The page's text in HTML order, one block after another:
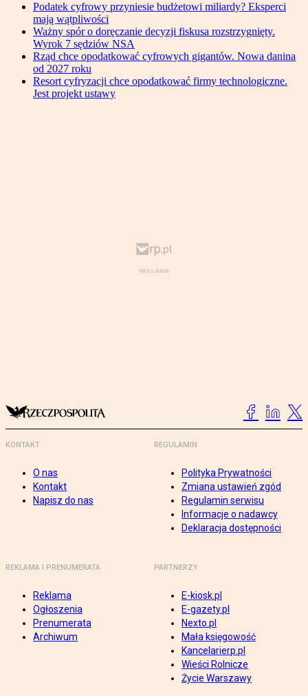
Podatek cyfrowy przyniesie budżetowi miliardy? Eksperci
mają wątpliwości
Ważny spór o doręczanie decyzji fiskusa rozstrzygnięty.
Wyrok 7 sędziów NSA
Rząd chce opodatkować cyfrowych gigantów. Nowa danina
od 2027 roku
Resort cyfryzacji chce opodatkować firmy technologiczne.
Jest projekt ustawy
KONTAKT
O nas
Kontakt
Napisz do nas
REGULAMIN
Polityka Prywatności
Zmiana ustawień zgód
Regulamin serwisu
Informacje o nadawcy
Deklaracja dostępności
REKLAMA I PRENUMERATA
Reklama
Ogłoszenia
Prenumerata
Archiwum
PARTNERZY
E-kiosk.pl
E-gazety.pl
Nexto.pl
Mała księgowość
Kancelarierp.pl
Wieści Rolnicze
Życie Warszawy